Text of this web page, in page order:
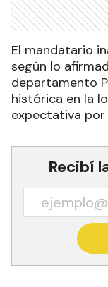
El mandatario
según lo
departamento
histórica en la
expectativa por
Recibí